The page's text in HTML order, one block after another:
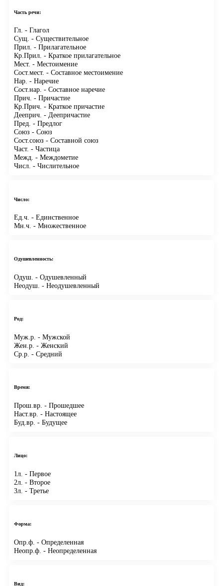
Часть речи:
Гл. - Глагол
Сущ. - Существительное
Прил. - Прилагательное
Кр.Прил. - Краткое прилагательное
Мест. - Местоимение
Сост.мест. - Составное местоимение
Нар. - Наречие
Сост.нар. - Составное наречие
Прич. - Причастие
Кр.Прич. - Краткое причастие
Дееприч. - Деепричастие
Пред. - Предлог
Союз - Союз
Сост.союз - Составной союз
Част. - Частица
Межд. - Междометие
Числ. - Числительное
Число:
Ед.ч. - Единственное
Мн.ч. - Множественное
Одушевленность:
Одуш. - Одушевленный
Неодуш. - Неодушевленный
Род:
Муж.р. - Мужской
Жен.р. - Женский
Ср.р. - Средний
Время:
Прош.вр. - Прошедшее
Наст.вр. - Настоящее
Буд.вр. - Будущее
Лицо:
1л. - Первое
2л. - Второе
3л. - Третье
Форма:
Опр.ф. - Определенная
Неопр.ф. - Неопределенная
Вид: